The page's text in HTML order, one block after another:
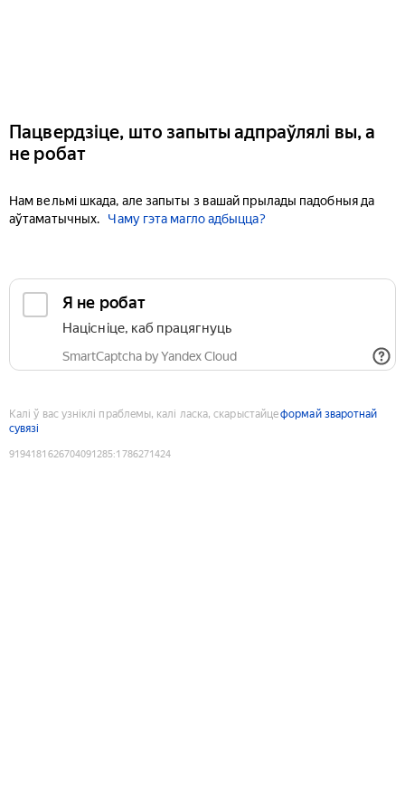
Пацвердзіце, што запыты адпраўлялі вы, а
не робат
Нам вельмі шкада, але запыты з вашай прылады падобныя да
аўтаматычных.
Чаму гэта магло адбыцца?
Я не робат
Націсніце, каб працягнуць
SmartCaptcha by Yandex Cloud
Калі ў вас узніклі праблемы, калі ласка, скарыстайцеформай зваротнай
сувязі
9194181626704091285:1786271424